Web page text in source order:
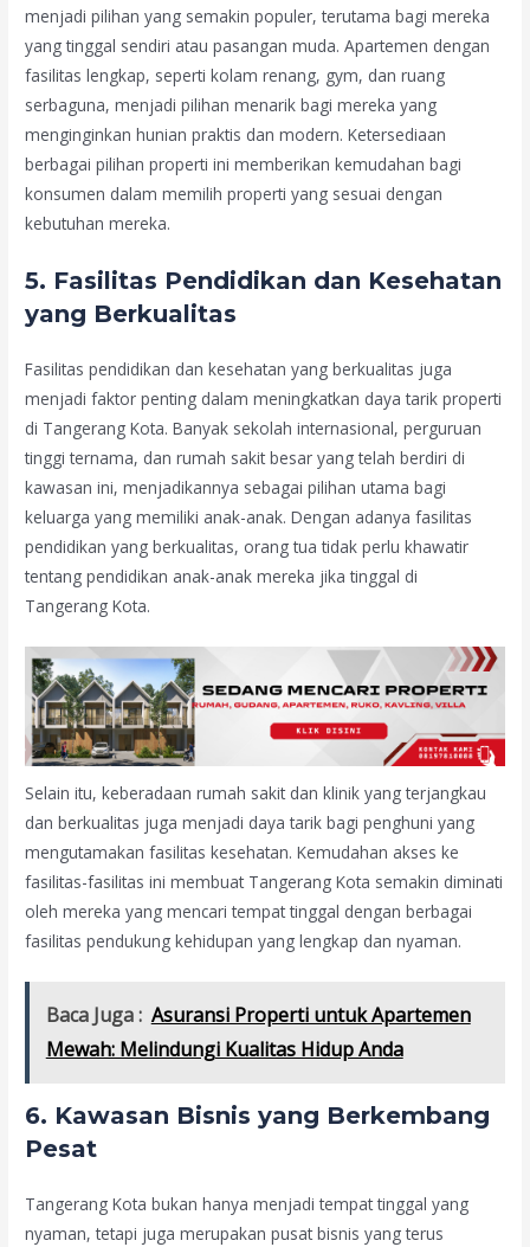
menjadi pilihan yang semakin populer, terutama bagi mereka
yang tinggal sendiri atau pasangan muda. Apartemen dengan
fasilitas lengkap, seperti kolam renang, gym, dan ruang
serbaguna, menjadi pilihan menarik bagi mereka yang
menginginkan hunian praktis dan modern. Ketersediaan
berbagai pilihan properti ini memberikan kemudahan bagi
konsumen dalam memilih properti yang sesuai dengan
kebutuhan mereka.
5. Fasilitas Pendidikan dan Kesehatan
yang Berkualitas
Fasilitas pendidikan dan kesehatan yang berkualitas juga
menjadi faktor penting dalam meningkatkan daya tarik properti
di Tangerang Kota. Banyak sekolah internasional, perguruan
tinggi ternama, dan rumah sakit besar yang telah berdiri di
kawasan ini, menjadikannya sebagai pilihan utama bagi
keluarga yang memiliki anak-anak. Dengan adanya fasilitas
pendidikan yang berkualitas, orang tua tidak perlu khawatir
tentang pendidikan anak-anak mereka jika tinggal di
Tangerang Kota.
Selain itu, keberadaan rumah sakit dan klinik yang terjangkau
dan berkualitas juga menjadi daya tarik bagi penghuni yang
mengutamakan fasilitas kesehatan. Kemudahan akses ke
fasilitas-fasilitas ini membuat Tangerang Kota semakin diminati
oleh mereka yang mencari tempat tinggal dengan berbagai
fasilitas pendukung kehidupan yang lengkap dan nyaman.
Baca Juga : Asuransi Properti untuk Apartemen
Mewah: Melindungi Kualitas Hidup Anda
6. Kawasan Bisnis yang Berkembang
Pesat
Tangerang Kota bukan hanya menjadi tempat tinggal yang
nyaman, tetapi juga merupakan pusat bisnis yang terus